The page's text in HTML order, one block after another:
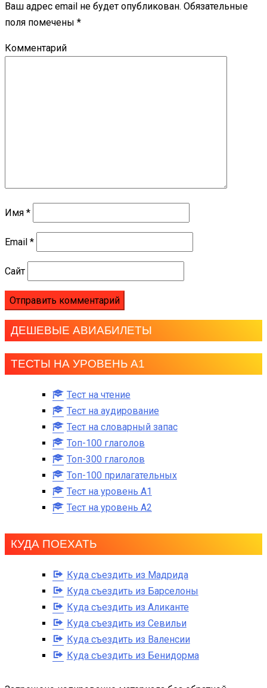
Ваш адрес email не будет опубликован. Обязательные
поля помечены *
Комментарий
Имя *
Email *
Сайт
ДЕШЕВЫЕ АВИАБИЛЕТЫ
ТЕСТЫ НА УРОВЕНЬ А1
Тест на чтение
Тест на аудирование
Тест на словарный запас
Топ-100 глаголов
Топ-300 глаголов
Топ-100 прилагательных
Тест на уровень A1
Тест на уровень A2
КУДА ПОЕХАТЬ
Куда съездить из Мадрида
Куда съездить из Барселоны
Куда съездить из Аликанте
Куда съездить из Севильи
Куда съездить из Валенсии
Куда съездить из Бенидорма